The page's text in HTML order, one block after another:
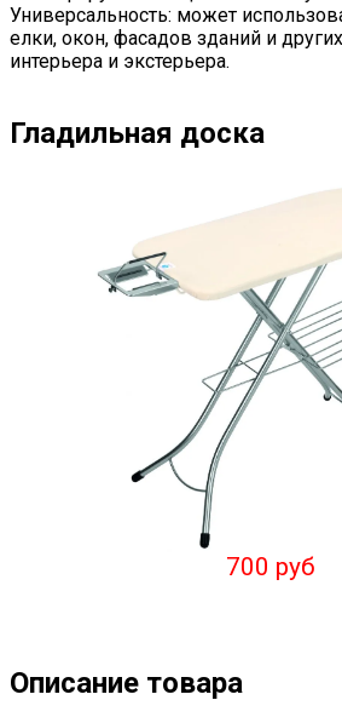
Универсальность: может
елки, окон, фасадов зданий и
интерьера и экстерьера.
Гладильная доска
700 руб
Описание товара